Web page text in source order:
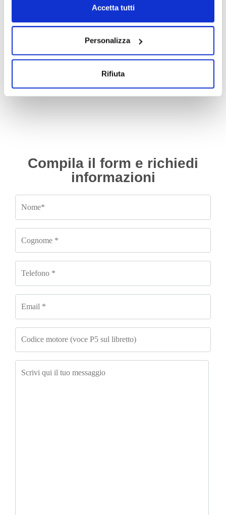
Accetta tutti
Personalizza
Rifiuta
Motori
Motore Seat Ibiza BKY
Da 300.00€ IVA esclusa
Motori
Motore Peugeot 107 1KR coppa
in ferro con valvola EGR dal
2005/2012 1.0 benzina
Compila il form e richiedi
informazioni